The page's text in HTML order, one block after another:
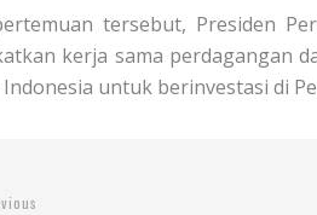
tersebut, Presiden
kerja sama perdagangan
untuk berinvestasi di